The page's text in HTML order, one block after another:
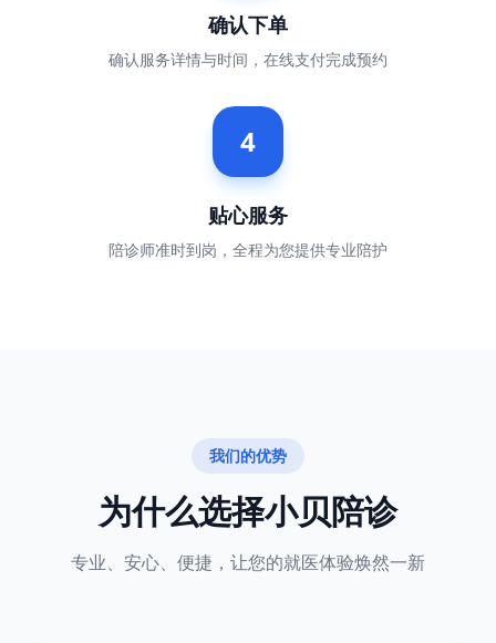
确认下单
确认服务详情与时间，在线支付完成预约
4
贴心服务
陪诊师准时到岗，全程为您提供专业陪护
我们的优势
为什么选择小贝陪诊
专业、安心、便捷，让您的就医体验焕然一新